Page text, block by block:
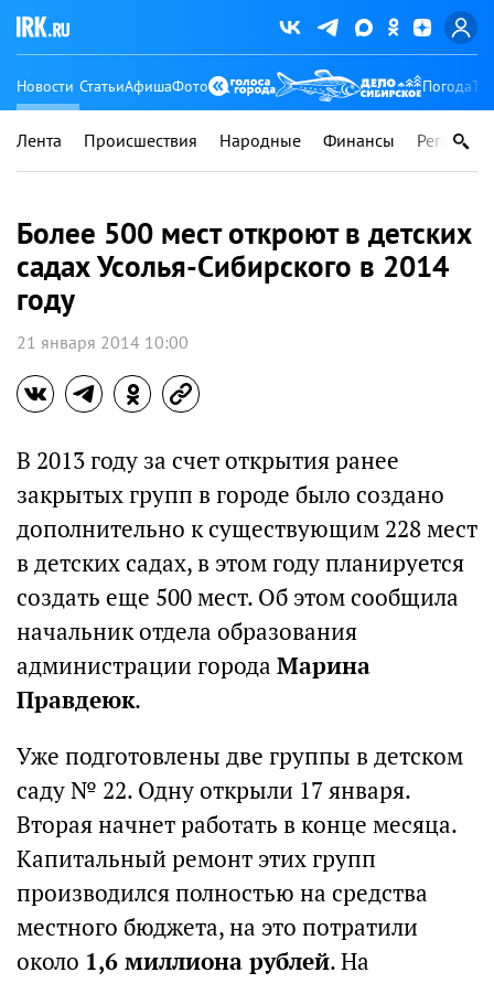
Новости СтатьиАфишаФото Погода
Лента Происшествия Народные Финансы Регионы
Более 500 мест откроют в детских
садах Усолья-Сибирского в 2014
году
21 января 2014 10:00
В 2013 году за счет открытия ранее
закрытых групп в городе было создано
дополнительно к существующим 228 мест
в детских садах, в этом году планируется
создать еще 500 мест. Об этом сообщила
начальник отдела образования
администрации города Марина
Правдеюк.
Уже подготовлены две группы в детском
саду № 22. Одну открыли 17 января.
Вторая начнет работать в конце месяца.
Капитальный ремонт этих групп
производился полностью на средства
местного бюджета, на это потратили
около 1,6 миллиона рублей. На